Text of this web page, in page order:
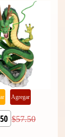
Agregar
$57.50